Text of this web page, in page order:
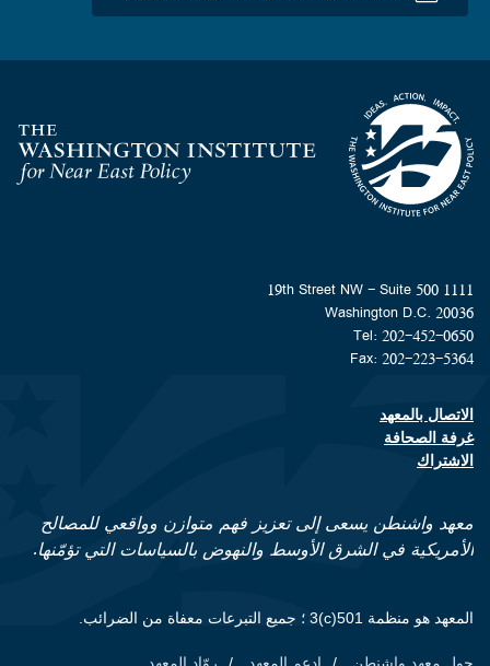
Homepage
1111 19th Street NW - Suite 500
Washington D.C. 20036
Tel: 202-452-0650
Fax: 202-223-5364
Footer contact links
الاتصال بالمعهد
غرفة الصحافة
الاشتراك
معهد واشنطن يسعى إلى تعزيز فهم متوازن وواقعي للمصالح
الأمريكية في الشرق الأوسط والنهوض بالسياسات التي تؤمّنها.
المعهد هو منظمة 501(c)3 ؛ جميع التبرعات معفاة من الضرائب.